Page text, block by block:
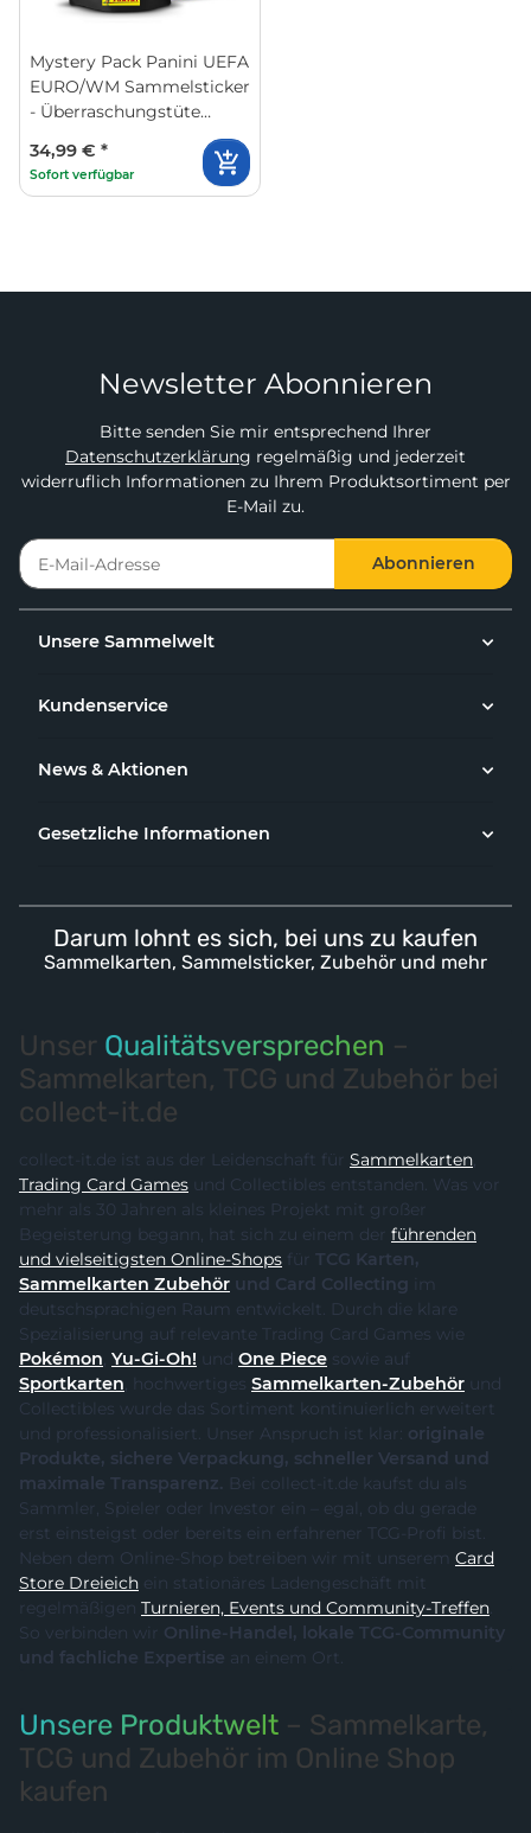
Mystery Pack Panini UEFA
EURO/WM Sammelsticker
- Überraschungstüte
34,99 € *
Sofort verfügbar
Newsletter Abonnieren
Bitte senden Sie mir entsprechend Ihrer
Datenschutzerklärung regelmäßig und jederzeit
widerruflich Informationen zu Ihrem Produktsortiment per
E-Mail zu.
Abonnieren
Unsere Sammelwelt
Kundenservice
News & Aktionen
Gesetzliche Informationen
Darum lohnt es sich, bei uns zu kaufen
Sammelkarten, Sammelsticker, Zubehör und mehr
Unser Qualitätsversprechen –
Sammelkarten, TCG und Zubehör bei
collect-it.de
collect-it.de ist aus der Leidenschaft für Sammelkarten,
Trading Card Games und Collectibles entstanden. Was vor
mehr als 30 Jahren als kleines Projekt mit großer
Begeisterung begann, hat sich zu einem der führenden
und vielseitigsten Online-Shops für TCG Karten,
Sammelkarten Zubehör und Card Collecting
im
deutschsprachigen Raum entwickelt. Durch die klare
Spezialisierung auf relevante Trading Card Games wie
Pokémon, Yu-Gi-Oh! und One Piece sowie auf
Sportkarten , hochwertiges Sammelkarten-Zubehör
Collectibles wurde das Sortiment kontinuierlich erweitert
und professionalisiert. Unser Anspruch ist klar: originale
Produkte, sichere Verpackung, schneller Versand und
maximale Transparenz. Bei collect-it.de kaufst du als
Sammler, Spieler oder Investor ein – egal, ob du gerade
erst einsteigst oder bereits ein erfahrener TCG-Profi bist.
Neben dem Online-Shop betreiben wir mit unserem Card
Store Dreieich ein stationäres Ladengeschäft mit
regelmäßigen
Turnieren, Events und Community-Treffen.
So verbinden wir Online-Handel, lokale TCG-Community
und fachliche Expertise an einem Ort.
Unsere Produktwelt – Sammelkarte,
TCG und Zubehör im Online Shop
kaufen